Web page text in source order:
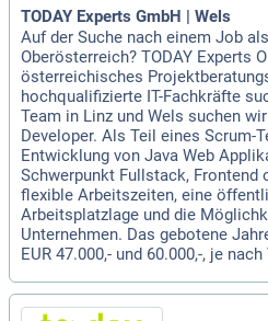
TODAY Experts GmbH | Wels
Auf der Suche nach einem Job
Oberösterreich? TODAY Experts
österreichisches
hochqualifizierte IT-Fachkräfte
Team in Linz und Wels suchen
Developer. Als Teil eines Scrum-
Entwicklung von Java Web
Schwerpunkt Fullstack, Frontend
flexible Arbeitszeiten, eine
Arbeitsplatzlage und die
Unternehmen. Das gebotene
EUR 47.000,- und 60.000,-, je